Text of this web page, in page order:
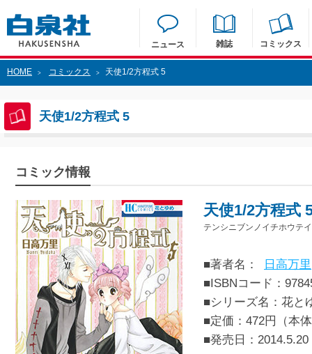
ニュース 雑誌 コミックス
HOME > コミックス > 天使1/2方程式 5
天使1/2方程式 5
コミック情報
天使1/2方程式
テンシニブンノイチホウテ
■著者名：
日高万里
■ISBNコード：
■シリーズ名：花と
■定価：472円（本
■発売日： 2014.5.20